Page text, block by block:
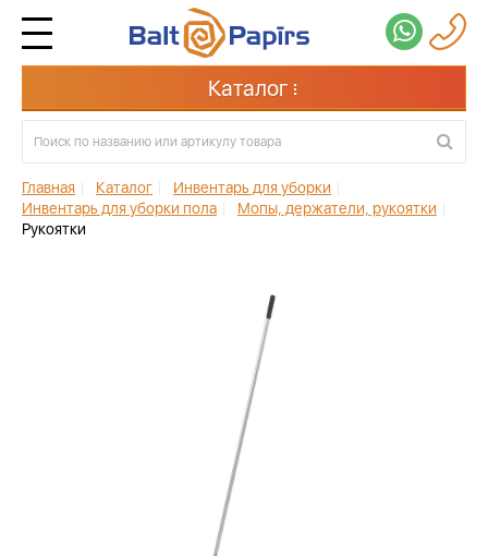
Каталог
Главная Каталог Инвентарь для уборки
Инвентарь для уборки пола
Мопы, держатели, рукоятки
Рукоятки